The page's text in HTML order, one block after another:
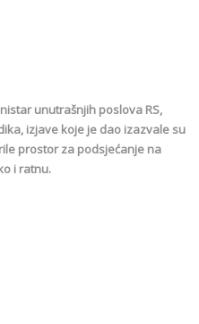
unutrašnjih poslova RS,
izjave koje je dao izazvale su
prostor za podsjećanje na
i ratnu.